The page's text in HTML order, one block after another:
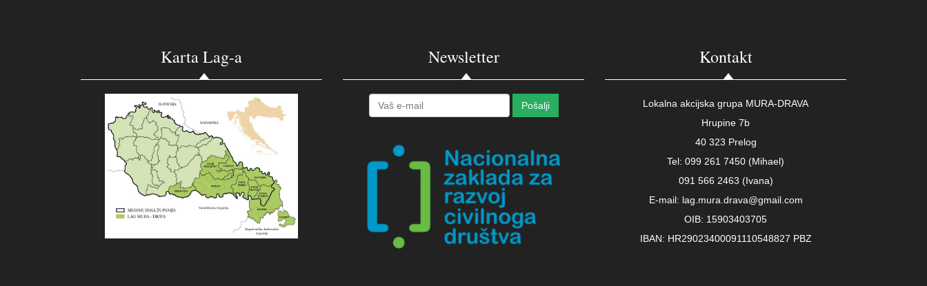
Karta Lag-a Newsletter Kontakt
Lokalna akcijska grupa MURA-DRAVA
Hrupine 7b
40 323 Prelog
Tel: 099 261 7450 (Mihael)
091 566 2463 (Ivana)
E-mail: lag.mura.drava@gmail.com
OIB: 15903403705
IBAN: HR29023400091110548827 PBZ